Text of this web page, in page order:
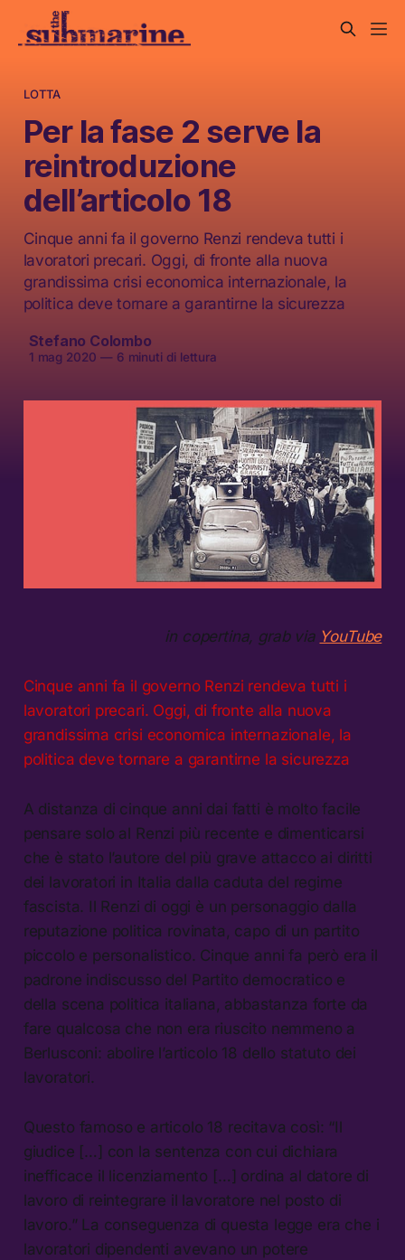
LOTTA
Per la fase 2 serve la
reintroduzione
dell’articolo 18
Cinque anni fa il governo Renzi rendeva tutti i
lavoratori precari. Oggi, di fronte alla nuova
grandissima crisi economica internazionale, la
politica deve tornare a garantirne la sicurezza
Stefano Colombo
1 mag 2020 —6 minuti di lettura
in copertina, grab via YouTube
Cinque anni fa il governo Renzi rendeva tutti i
lavoratori precari. Oggi, di fronte alla nuova
grandissima crisi economica internazionale, la
politica deve tornare a garantirne la sicurezza
A distanza di cinque anni dai fatti è molto facile
pensare solo al Renzi più recente e dimenticarsi
che è stato l’autore del più grave attacco ai diritti
dei lavoratori in Italia dalla caduta del regime
fascista. Il Renzi di oggi è un personaggio dalla
reputazione politica rovinata, capo di un partito
piccolo e personalistico. Cinque anni fa però era il
padrone indiscusso del Partito democratico e
della scena politica italiana, abbastanza forte da
fare qualcosa che non era riuscito nemmeno a
Berlusconi: abolire l’articolo 18 dello statuto dei
lavoratori.
Questo famoso e articolo 18 recitava così: “Il
giudice […] con la sentenza con cui dichiara
inefficace il licenziamento […] ordina al datore di
lavoro di reintegrare il lavoratore nel posto di
lavoro.” La conseguenza di questa legge era che i
lavoratori dipendenti avevano un potere